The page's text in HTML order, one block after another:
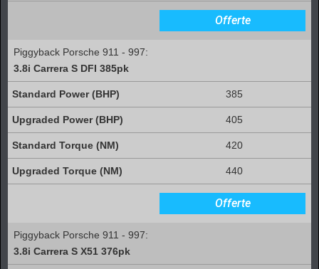
Offerte
Piggyback Porsche 911 - 997:
3.8i Carrera S DFI 385pk
385
405
420
440
Offerte
Piggyback Porsche 911 - 997:
3.8i Carrera S X51 376pk